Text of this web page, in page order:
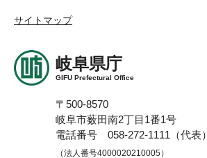
サイトマップ
岐阜県庁
GIFU Prefectural Office
〒500-8570
岐阜市薮田南2丁目1番1号
電話番号 058-272-1111（代表）
（法人番号4000020210005）